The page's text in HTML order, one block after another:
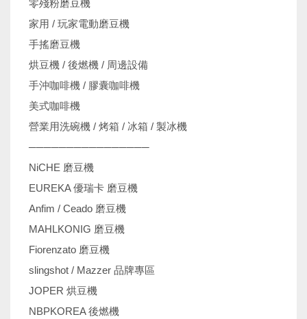
零殘粉磨豆機
家用 / 玩家電動磨豆機
手搖磨豆機
烘豆機 / 後燃機 / 周邊設備
手沖咖啡機 / 膠囊咖啡機
美式咖啡機
營業用洗碗機 / 烤箱 / 冰箱 / 製冰機
────────────────
NiCHE 磨豆機
EUREKA 優瑞卡 磨豆機
Anfim / Ceado 磨豆機
MAHLKONIG 磨豆機
Fiorenzato 磨豆機
slingshot / Mazzer 品牌專區
JOPER 烘豆機
NBPKOREA 後燃機